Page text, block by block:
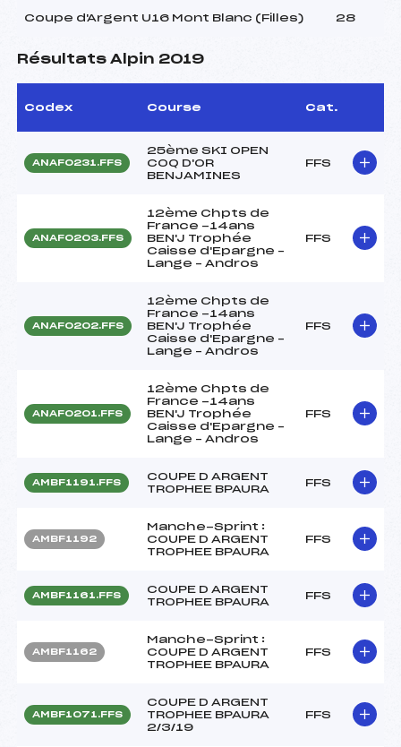
Coupe d'Argent U16 Mont Blanc (Filles) 28
Résultats Alpin 2019
Codex Course Cat.
ANAF0231.FFS
25ème SKI OPEN
COQ D'OR
BENJAMINES
FFS
ANAF0203.FFS
12ème Chpts de
France -14ans
BEN'J Trophée
Caisse d'Epargne –
Lange – Andros
FFS
ANAF0202.FFS
12ème Chpts de
France -14ans
BEN'J Trophée
Caisse d'Epargne –
Lange – Andros
FFS
ANAF0201.FFS
12ème Chpts de
France -14ans
BEN'J Trophée
Caisse d'Epargne –
Lange – Andros
FFS
AMBF1191.FFS
COUPE D ARGENT
TROPHEE BPAURA
FFS
AMBF1192
Manche-Sprint :
COUPE D ARGENT
TROPHEE BPAURA
FFS
AMBF1161.FFS
COUPE D ARGENT
TROPHEE BPAURA
FFS
AMBF1162
Manche-Sprint :
COUPE D ARGENT
TROPHEE BPAURA
FFS
AMBF1071.FFS
COUPE D ARGENT
TROPHEE BPAURA
2/3/19
FFS